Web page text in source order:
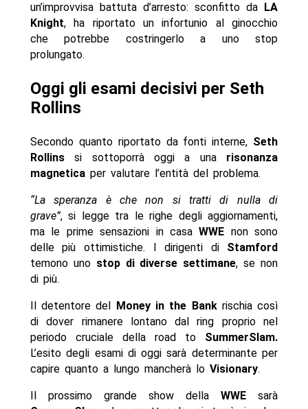
un’improvvisa battuta d’arresto: sconfitto da
LA
Knight, ha riportato un infortunio al ginocchio
che potrebbe costringerlo a uno stop
prolungato.
Oggi gli esami decisivi per Seth
Rollins
Secondo quanto riportato da fonti interne, Seth
Rollinssi sottoporrà oggi a una risonanza
magneticaper valutare l’entità del problema.
“La speranza è che non si tratti di nulla di
grave”, si legge tra le righe degli aggiornamenti,
ma le prime sensazioni in casaWWE non sono
delle più ottimistiche. I dirigenti di Stamford
temono uno stop di diverse settimane, se non
di più.
Il detentore del Money in the Bankrischia così
di dover rimanere lontano dal ring proprio nel
periodo cruciale della road to SummerSlam.
L’esito degli esami di oggi sarà determinante per
capire quanto a lungo mancherà lo Visionary.
Il prossimo grande show dellaWWE sarà